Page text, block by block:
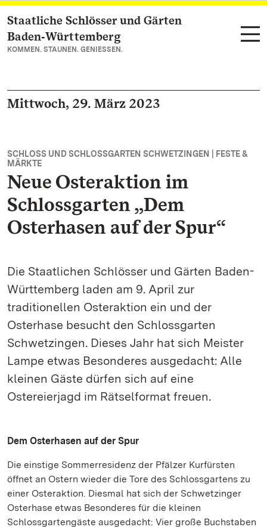
Zum Hauptinhalt springen
Staatliche Schlösser und Gärten
Baden‑Württemberg
KOMMEN. STAUNEN. GENIESSEN.
Mittwoch, 29. März 2023
SCHLOSS UND SCHLOSSGARTEN SCHWETZINGEN | FESTE &
MÄRKTE
Neue Osteraktion im
Schlossgarten „Dem
Osterhasen auf der Spur“
Die Staatlichen Schlösser und Gärten Baden-
Württemberg laden am 9. April zur
traditionellen Osteraktion ein und der
Osterhase besucht den Schlossgarten
Schwetzingen. Dieses Jahr hat sich Meister
Lampe etwas Besonderes ausgedacht: Alle
kleinen Gäste dürfen sich auf eine
Ostereierjagd im Rätselformat freuen.
Dem Osterhasen auf der Spur
Die einstige Sommerresidenz der Pfälzer Kurfürsten
öffnet an Ostern wieder die Tore des Schlossgartens zu
einer Osteraktion. Diesmal hat sich der Schwetzinger
Osterhase etwas Besonderes für die kleinen
Schlossgartengäste ausgedacht: Vier große Buchstaben